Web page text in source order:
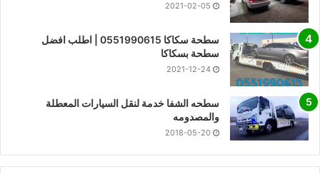
2021-02-05
سطحة سكاكا 0551990615 | اطلب افضل
سطحة بسكاكا
2021-12-24
سطحه الشفا خدمة لنقل السيارات المعطلة
والمصدومه
2018-05-20